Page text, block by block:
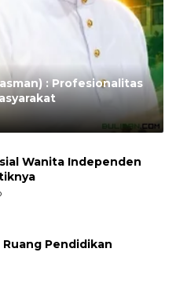
Wanita Independen
Pendidikan